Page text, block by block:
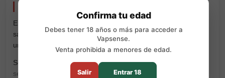
El aroma concentrado
sabor intenso a tabaco, acompañado de diferentes matices y
un agradable regusto prolongado a frutos secos tostados.
Se presenta en formato de 10ml y forma parte de nuestra
selección de
aromas concentrados para alquimia
Confirma tu edad
Debes tener 18 años o más para acceder a
Vapsense.
Venta prohibida a menores de edad.
Salir Entrar 18